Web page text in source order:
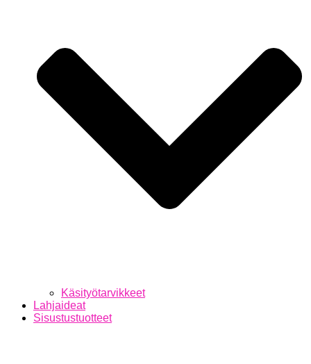
Käsityötarvikkeet
Lahjaideat
Sisustustuotteet